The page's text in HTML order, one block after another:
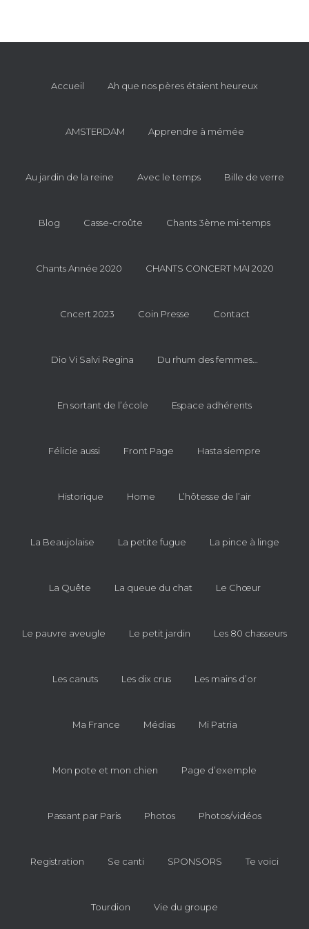
Accueil Ah que nos pères étaient heureux
AMSTERDAM Apprendre à mémée
Au jardin de la reine Avec le temps Bille de verre
Blog Casse-croûte Chants 3ème mi-temps
Chants Année 2020 CHANTS CONCERT MAI 2020
Cncert 2023 Coin Presse Contact
Dio Vi Salvi Regina Du rhum des femmes…
En sortant de l’école Espace adhérents
Félicie aussi Front Page Hasta siempre
Historique Home L’hôtesse de l’air
La Beaujolaise La petite fugue La pince à linge
La Quête La queue du chat Le Chœur
Le pauvre aveugle Le petit jardin Les 80 chasseurs
Les canuts Les dix crus Les mains d’or
Ma France Médias Mi Patria
Mon pote et mon chien Page d’exemple
Passant par Paris Photos Photos/vidéos
Registration Se canti SPONSORS Te voici
Tourdion Vie du groupe